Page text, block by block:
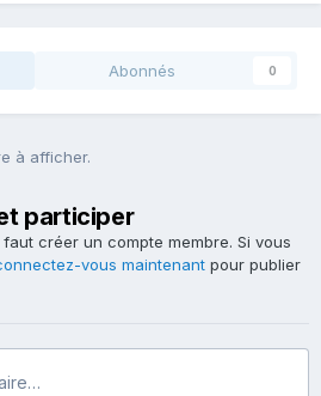
Abonnés 0
à afficher.
participer
créer un compte membre. Si vous
vous maintenant pour publier